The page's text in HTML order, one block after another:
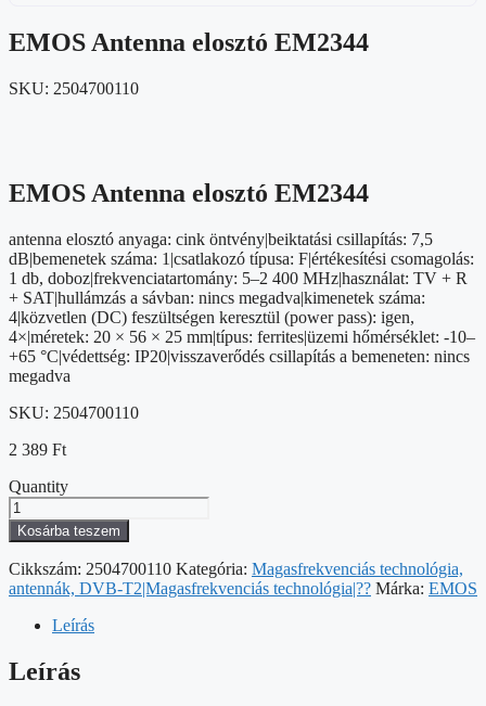
EMOS Antenna elosztó EM2344
SKU: 2504700110
EMOS Antenna elosztó EM2344
antenna elosztó anyaga: cink öntvény|beiktatási csillapítás: 7,5
dB|bemenetek száma: 1|csatlakozó típusa: F|értékesítési csomagolás:
1 db, doboz|frekvenciatartomány: 5–2 400 MHz|használat: TV + R
+ SAT|hullámzás a sávban: nincs megadva|kimenetek száma:
4|közvetlen (DC) feszültségen keresztül (power pass): igen,
4×|méretek: 20 × 56 × 25 mm|típus: ferrites|üzemi hőmérséklet: -10–
+65 °C|védettség: IP20|visszaverődés csillapítás a bemeneten: nincs
megadva
SKU: 2504700110
2 389 Ft
Quantity
EMOS
Antenna
elosztó
EM2344
mennyiség
Kosárba teszem
Cikkszám: 2504700110 Kategória: Magasfrekvenciás technológia,
antennák, DVB-T2|Magasfrekvenciás technológia|?? Márka: EMOS
Leírás
Leírás